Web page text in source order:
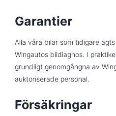
Garantier
Alla våra bilar som tidigare
Wingautos bildiagnos. I
grundligt genomgångna av
auktoriserade personal.
Försäkringar